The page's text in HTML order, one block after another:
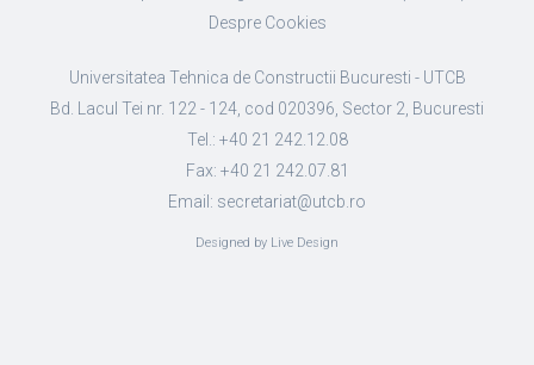
Despre Cookies
Universitatea Tehnica de Constructii Bucuresti - UTCB
Bd. Lacul Tei nr. 122 - 124, cod 020396, Sector 2, Bucuresti
Tel.: +40 21 242.12.08
Fax: +40 21 242.07.81
Email: secretariat@utcb.ro
Designed by Live Design